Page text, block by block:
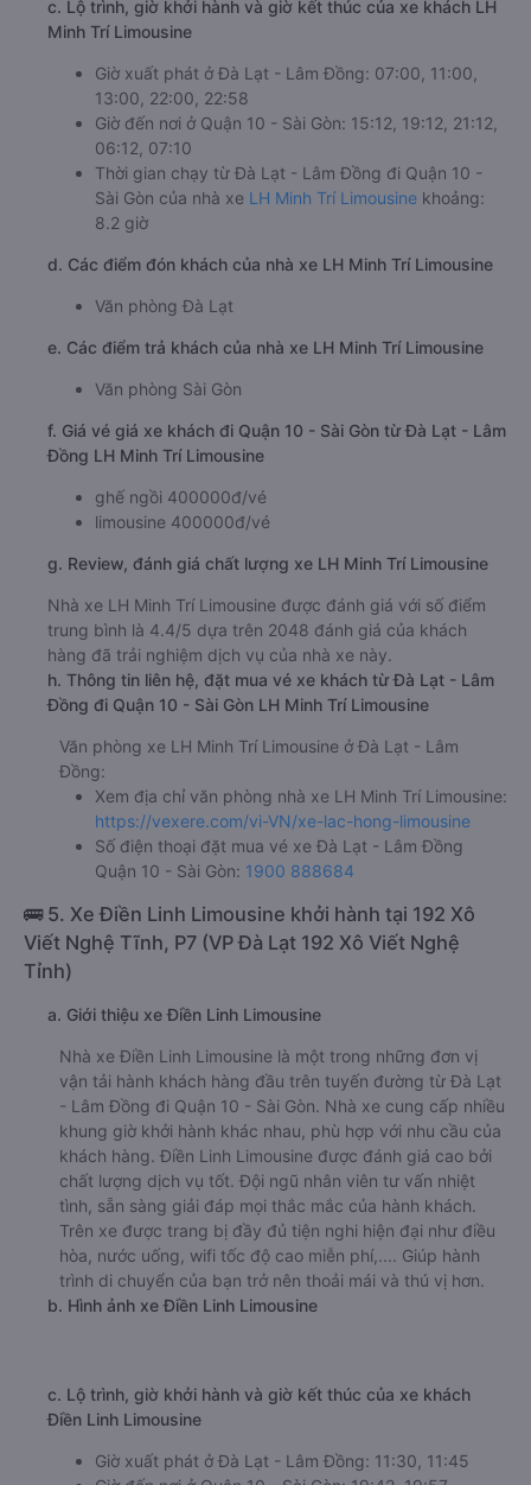
a. Giới thiệu xe LH Minh Trí Limousine
LH Minh Trí Limousine được nhiều khách hàng đánh giá
cao về chất lượng dịch vụ và sự an toàn. Đội ngũ nhân
viên tư vấn nhiệt tình, tài xế giàu kinh nghiệm và xe
khách chất lượng cao là những yếu tố giúp nhà xe LH
Minh Trí Limousine đi Quận 10 - Sài Gòn từ Đà Lạt - Lâm
Đồng chiếm được lòng tin của khách hàng.
b. Hình ảnh xe LH Minh Trí Limousine
c. Lộ trình, giờ khởi hành và giờ kết thúc của xe khách LH
Minh Trí Limousine
Giờ xuất phát ở Đà Lạt - Lâm Đồng: 07:00, 11:00,
13:00, 22:00, 22:58
Giờ đến nơi ở Quận 10 - Sài Gòn: 15:12, 19:12, 21:12,
06:12, 07:10
Sài Gòn của nhà xeLH Minh Trí Limousine
8.2 giờ
d. Các điểm đón khách của nhà xe LH Minh Trí Limousine
Văn phòng Đà Lạt
e. Các điểm trả khách của nhà xe LH Minh Trí Limousine
Văn phòng Sài Gòn
f. Giá vé giá xe khách đi Quận 10 - Sài Gòn từ Đà Lạt - Lâm
Đồng LH Minh Trí Limousine
ghế ngồi 400000đ/vé
limousine 400000đ/vé
g. Review, đánh giá chất lượng xe LH Minh Trí Limousine
Nhà xe LH Minh Trí Limousine được đánh giá với số điểm
trung bình là 4.4/5 dựa trên 2048 đánh giá của khách
hàng đã trải nghiệm dịch vụ của nhà xe này.
h. Thông tin liên hệ, đặt mua vé xe khách từ Đà Lạt - Lâm
Đồng đi Quận 10 - Sài Gòn LH Minh Trí Limousine
Văn phòng xe LH Minh Trí Limousine ở Đà Lạt - Lâm
Đồng:
Xem địa chỉ văn phòng nhà xe LH Minh Trí Limousine:
https://vexere.com/vi-VN/xe-lac-hong-limousine
Số điện thoại đặt mua vé xe Đà Lạt - Lâm Đồng
Quận 10 - Sài Gòn:1900 888684
🚌 5. Xe Điền Linh Limousine khởi hành tại 192 Xô
Viết Nghệ Tĩnh, P7 (VP Đà Lạt 192 Xô Viết Nghệ
Tỉnh)
vận tải hành khách hàng đầu trên tuyến đường từ Đà Lạt
- Lâm Đồng đi Quận 10 - Sài Gòn. Nhà xe cung cấp nhiều
khách hàng. Điền Linh Limousine được đánh giá cao bởi